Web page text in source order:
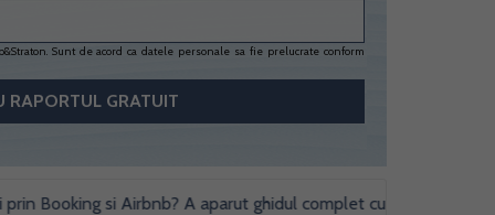
Sunt de acord ca datele personale sa fie prelucrate conform
si Airbnb? A aparut ghidul complet cu obligatii fiscale si